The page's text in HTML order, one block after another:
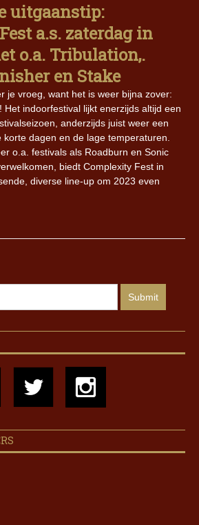
uitgaanstip:
a.s. zaterdag in
o.a. Tribulation,.
en Stake
je vroeg, want het is weer bijna zover:
Het indoorfestival lijkt enerzijds altijd een
anderzijds juist weer een
korte dagen en de lage temperaturen.
o.a. festivals als Roadburn en Sonic
biedt Complexity Fest in
diverse line-up om 2023 even